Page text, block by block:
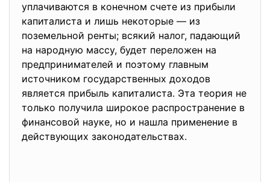
уплачиваются в конечном счете из прибыли
капиталиста и лишь некоторые — из
поземельной ренты; всякий налог, падающий
на народную массу, будет переложен на
предпринимателей и поэтому главным
источником государственных доходов
является прибыль капиталиста. Эта теория не
только получила широкое распространение в
финансовой науке, но и нашла применение в
действующих законодательствах.